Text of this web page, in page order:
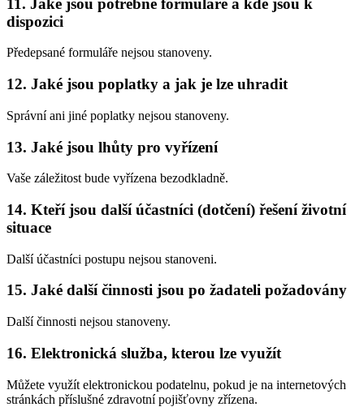
dispozici
Předepsané formuláře nejsou stanoveny.
12. Jaké jsou poplatky a jak je lze uhradit
Správní ani jiné poplatky nejsou stanoveny.
13. Jaké jsou lhůty pro vyřízení
Vaše záležitost bude vyřízena bezodkladně.
14. Kteří jsou další účastníci (dotčení) řešení životní
situace
Další účastníci postupu nejsou stanoveni.
15. Jaké další činnosti jsou po žadateli požadovány
Další činnosti nejsou stanoveny.
16. Elektronická služba, kterou lze využít
Můžete využít elektronickou podatelnu, pokud je na internetových
stránkách příslušné zdravotní pojišťovny zřízena.